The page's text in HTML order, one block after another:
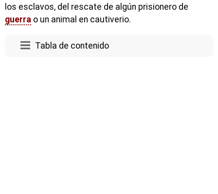
los esclavos, del rescate de algún prisionero de
guerra o un animal en cautiverio.
Tabla de contenido